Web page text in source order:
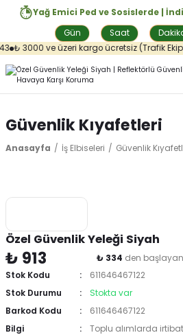
Yağ Emici Ped ve Sosislerde |
Gün
Saat
₺ 3000 ve üzeri kargo ücretsiz (Trafik Ekip.
Güvenlik Kıyafetleri
Anasayfa İş Elbiseleri Güvenlik
Özel Güvenlik Yeleği Siyah
₺ 913 ₺ 334 den
Stok Kodu
611646467122
Stok Durumu
Stokta var
Barkod Kodu
611646467122
Bilgi
Toplu alımlarda